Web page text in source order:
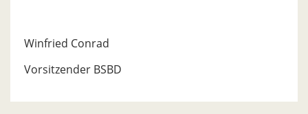
Winfried Conrad
Vorsitzender BSBD